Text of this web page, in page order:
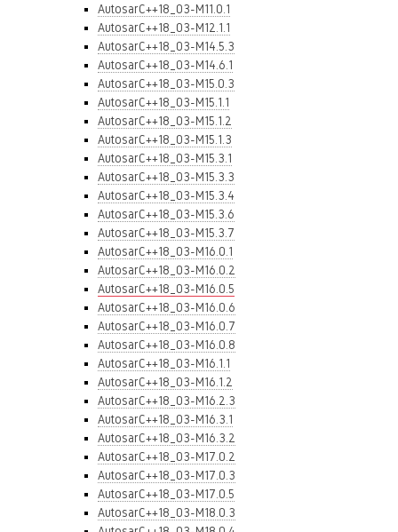
AutosarC++18_03-M11.0.1
AutosarC++18_03-M12.1.1
AutosarC++18_03-M14.5.3
AutosarC++18_03-M14.6.1
AutosarC++18_03-M15.0.3
AutosarC++18_03-M15.1.1
AutosarC++18_03-M15.1.2
AutosarC++18_03-M15.1.3
AutosarC++18_03-M15.3.1
AutosarC++18_03-M15.3.3
AutosarC++18_03-M15.3.4
AutosarC++18_03-M15.3.6
AutosarC++18_03-M15.3.7
AutosarC++18_03-M16.0.1
AutosarC++18_03-M16.0.2
AutosarC++18_03-M16.0.5
AutosarC++18_03-M16.0.6
AutosarC++18_03-M16.0.7
AutosarC++18_03-M16.0.8
AutosarC++18_03-M16.1.1
AutosarC++18_03-M16.1.2
AutosarC++18_03-M16.2.3
AutosarC++18_03-M16.3.1
AutosarC++18_03-M16.3.2
AutosarC++18_03-M17.0.2
AutosarC++18_03-M17.0.3
AutosarC++18_03-M17.0.5
AutosarC++18_03-M18.0.3